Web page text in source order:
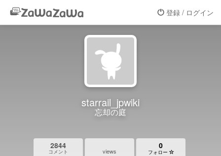
登録 / ログイン
starrail_jpwiki
忘却の庭
2844
コメント views
0
フォロー